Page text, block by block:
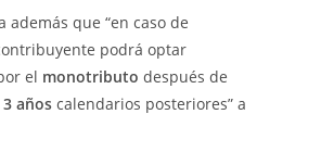
además que “en caso de
podrá optar
el monotributo después de
3 años calendarios posteriores” a